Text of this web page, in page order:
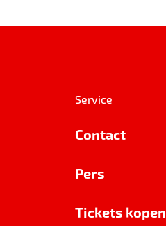
Service
Contact
Pers
Tickets kopen